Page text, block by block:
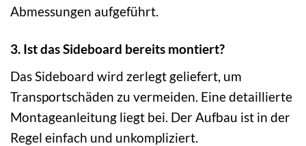
Abmessungen aufgeführt.
3. Ist das Sideboard bereits montiert?
Das Sideboard wird zerlegt geliefert, um
Transportschäden zu vermeiden. Eine detaillierte
Montageanleitung liegt bei. Der Aufbau ist in der
Regel einfach und unkompliziert.